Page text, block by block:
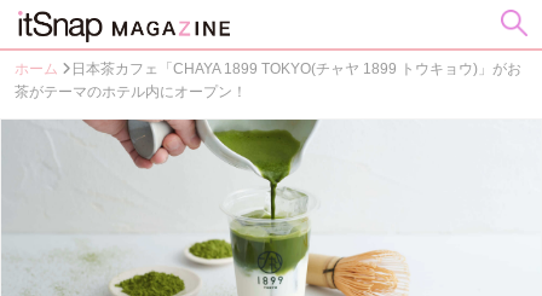
ホーム
日本茶カフェ「CHAYA 1899 TOKYO(チャヤ 1899 トウキョウ)」がお
茶がテーマのホテル内にオープン！